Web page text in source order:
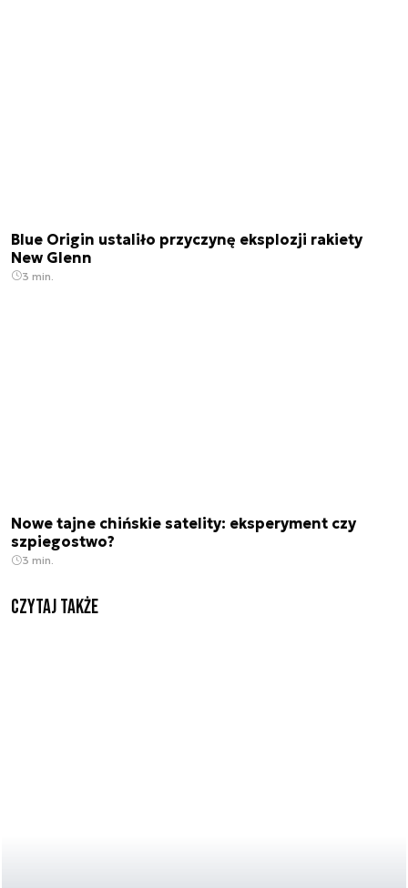
Blue Origin ustaliło przyczynę eksplozji rakiety
New Glenn
3 min.
Nowe tajne chińskie satelity: eksperyment czy
szpiegostwo?
3 min.
Czytaj także